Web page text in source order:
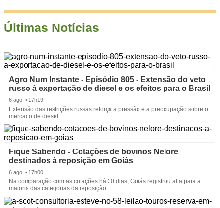
Últimas Notícias
Agro Num Instante - Episódio 805 - Extensão do veto
russo à exportação de diesel e os efeitos para o Brasil
6 ago. • 17h19
Extensão das restrições russas reforça a pressão e a preocupação sobre o
mercado de diesel.
Fique Sabendo - Cotações de bovinos Nelore
destinados à reposição em Goiás
6 ago. • 17h00
Na comparação com as cotações há 30 dias, Goiás registrou alta para a
maioria das categorias da reposição.